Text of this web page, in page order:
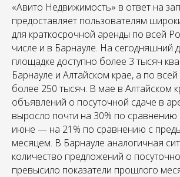
«Авито Недвижимость» в ответ на
предоставляет пользователям
для краткосрочной аренды по всей
числе и в Барнауле. На сегодняшний
площадке доступно более 3 тысяч
Барнауле и Алтайском крае, а по
более 250 тысяч. В мае в Алтайском
объявлений о посуточной сдаче в
выросло почти на 30% по сравнению
июне — на 21% по сравнению с
месяцем. В Барнауле аналогичная
количество предложений о
превысило показатели прошлого